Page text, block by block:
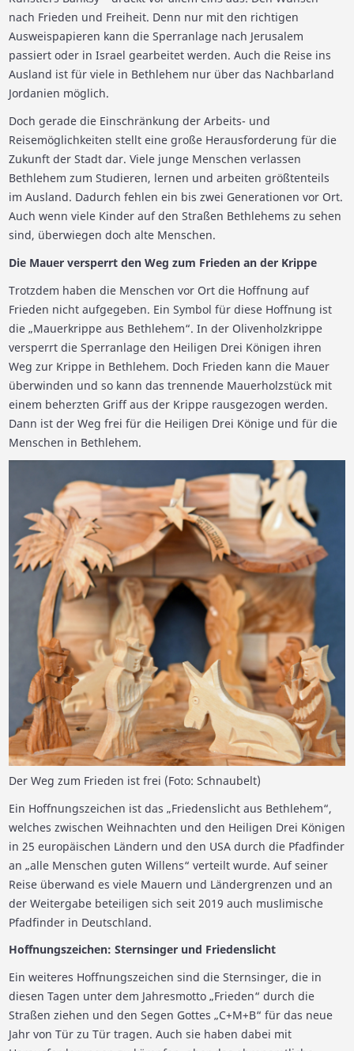
nach Frieden und Freiheit. Denn nur mit den richtigen
Ausweispapieren kann die Sperranlage nach Jerusalem
passiert oder in Israel gearbeitet werden. Auch die Reise ins
Ausland ist für viele in Bethlehem nur über das Nachbarland
Jordanien möglich.
Doch gerade die Einschränkung der Arbeits- und
Reisemöglichkeiten stellt eine große Herausforderung für die
Zukunft der Stadt dar. Viele junge Menschen verlassen
Bethlehem zum Studieren, lernen und arbeiten größtenteils
im Ausland. Dadurch fehlen ein bis zwei Generationen vor Ort.
Auch wenn viele Kinder auf den Straßen Bethlehems zu sehen
sind, überwiegen doch alte Menschen.
Die Mauer versperrt den Weg zum Frieden an der Krippe
Trotzdem haben die Menschen vor Ort die Hoffnung auf
Frieden nicht aufgegeben. Ein Symbol für diese Hoffnung ist
die „Mauerkrippe aus Bethlehem“. In der Olivenholzkrippe
versperrt die Sperranlage den Heiligen Drei Königen ihren
Weg zur Krippe in Bethlehem. Doch Frieden kann die Mauer
überwinden und so kann das trennende Mauerholzstück mit
einem beherzten Griff aus der Krippe rausgezogen werden.
Dann ist der Weg frei für die Heiligen Drei Könige und für die
Menschen in Bethlehem.
Der Weg zum Frieden ist frei (Foto: Schnaubelt)
Ein Hoffnungszeichen ist das „Friedenslicht aus Bethlehem“,
welches zwischen Weihnachten und den Heiligen Drei Königen
in 25 europäischen Ländern und den USA durch die Pfadfinder
an „alle Menschen guten Willens“ verteilt wurde. Auf seiner
Reise überwand es viele Mauern und Ländergrenzen und an
der Weitergabe beteiligen sich seit 2019 auch muslimische
Pfadfinder in Deutschland.
Hoffnungszeichen: Sternsinger und Friedenslicht
Ein weiteres Hoffnungszeichen sind die Sternsinger, die in
diesen Tagen unter dem Jahresmotto „Frieden“ durch die
Straßen ziehen und den Segen Gottes „C+M+B“ für das neue
Jahr von Tür zu Tür tragen. Auch sie haben dabei mit